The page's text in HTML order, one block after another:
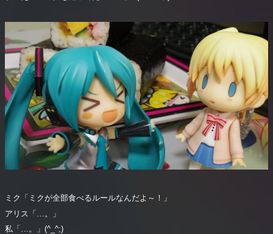
ミク「ミクが全部食べるルールなんだよ～！」
アリス「…。」
私「…。」(^_^;)